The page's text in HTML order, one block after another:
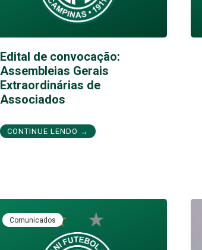
Edital de convocação:
Assembleias Gerais
Extraordinárias de
Associados
CONTINUE LENDO →
Comunicados